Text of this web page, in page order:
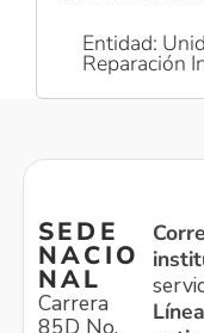
Entidad:
Reparación
SEDE
NACIO
NAL
Carrera
85D No.
Línea